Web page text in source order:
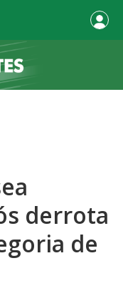
derrota
de